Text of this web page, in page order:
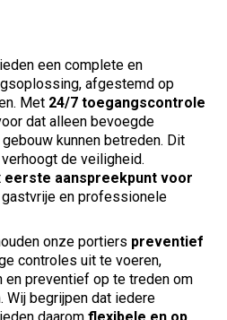
een complete en
afgestemd op
Met 24/7 toegangscontrole
dat alleen bevoegde
kunnen betreden. Dit
de veiligheid.
eerste aanspreekpunt voor
gastvrije en professionele
onze portiers preventief
controles uit te voeren,
en preventief op te treden om
Wij begrijpen dat iedere